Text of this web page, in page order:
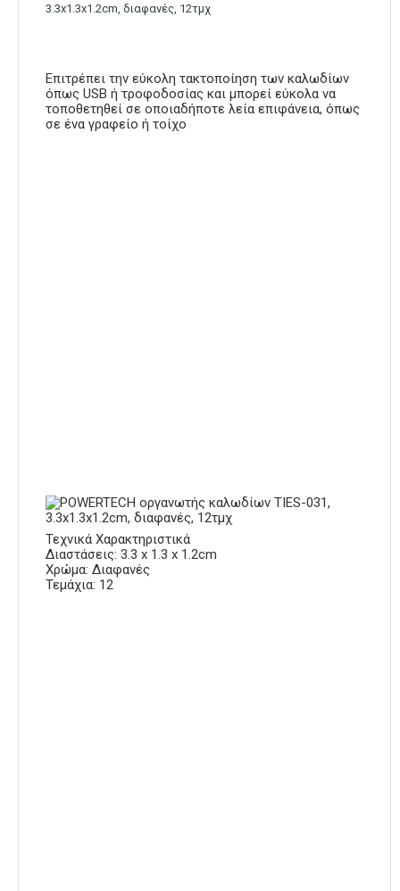
Επιτρέπει την εύκολη τακτοποίηση των καλωδίων
όπως USB ή τροφοδοσίας και μπορεί εύκολα να
τοποθετηθεί σε οποιαδήποτε λεία επιφάνεια, όπως
σε ένα γραφείο ή τοίχο
Τεχνικά Χαρακτηριστικά
Διαστάσεις: 3.3 x 1.3 x 1.2cm
Χρώμα: Διαφανές
Τεμάχια: 12